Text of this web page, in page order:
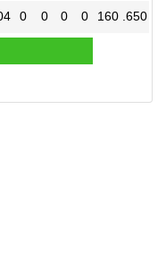
0 0 0 0 160 .650